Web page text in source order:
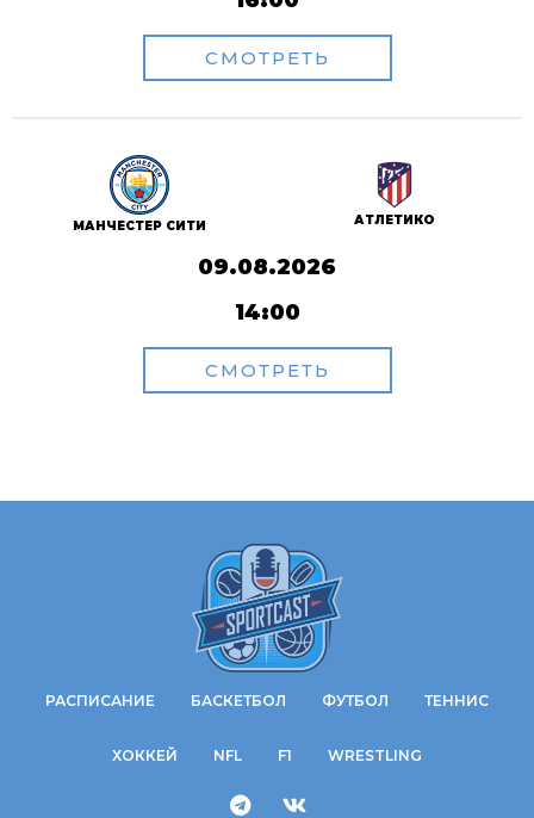
СМОТРЕТЬ
МАНЧЕСТЕР СИТИ АТЛЕТИКО
09.08.2026
14:00
СМОТРЕТЬ
РАСПИСАНИЕ БАСКЕТБОЛ ФУТБОЛ ТЕННИС
ХОККЕЙ NFL F1 WRESTLING